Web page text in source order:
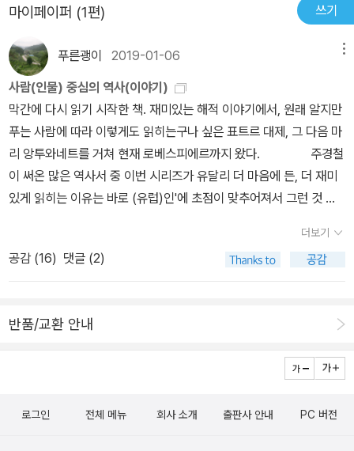
마이페이퍼 (1편) 쓰기
푸른괭이 2019-01-06
사람(인물) 중심의 역사(이야기)
막간에 다시 읽기 시작한 책. 재미있는 해적 이야기에서, 원래 알지만
푸는 사람에 따라 이렇게도 읽히는구나 싶은 표트르 대제, 그 다음 마
리 앙투와네트를 거쳐 현재 로베스피에르까지 왔다. 주경철
이 써온 많은 역사서 중 이번 시리즈가 유달리 더 마음에 든, 더 재미
있게 읽히는 이유는 바로 (유럽)인'에 초점이 맞추어져서 그런 것 같
메리카까지 다 망라되어 있어 실은 '세계인'이라고 해도 되겠다. 역사
에 워낙 과문하여(넘 슬프다 ㅠ.ㅠ) 해적의 원조가 영국이었음을 새로
알게(혹은 상기하게) 되었다. 저 유명한 해적 마크(해골 밑에 있는 것
영국의 원조 해적에서 온 것. 나아가 여성 해적 둘까지. 무척 재미있었
다. 그리고 우리가 세계사, 더 세부적으로 서양사를 배울 때 가장 집
중하는 대목인 프랑스 혁명. 1학년때 1학기 서평 숙제로 무슨 책을 읽
때 <서양문화사> C나왔는데, 학업을 할 수 없을 정도의 침체기였다.
더보기
공감 (16) 댓글 (2)
반품/교환 안내
로그인 전체 메뉴 회사 소개 출판사 안내 PC 버전